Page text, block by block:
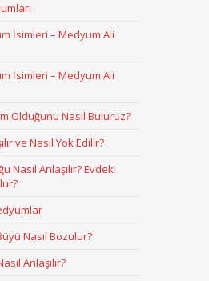
İsimleri – Medyum Ali
İsimleri – Medyum Ali
Olduğunu Nasıl Buluruz?
ve Nasıl Yok Edilir?
Nasıl Anlaşılır? Evdeki
Nasıl Bozulur?
Anlaşılır?